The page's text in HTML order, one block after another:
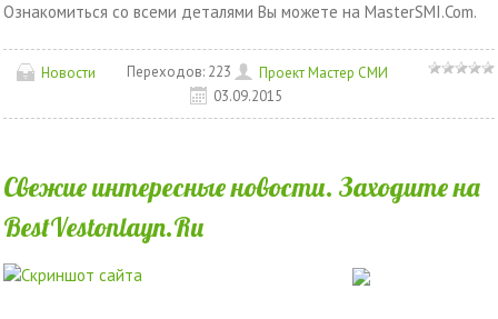
Ознакомиться со всеми деталями Вы можете на MasterSMI.Com.
Новости Переходов: 223
Проект Мастер СМИ
03.09.2015
Свежие интересные новости. Заходите на
BestVestonlayn.Ru